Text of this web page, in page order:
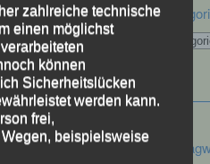
Eiffelturm
über
zahlreiche technische
einen möglichst
können
Sicherheitslücken
werden kann.
frei,
beispielsweise